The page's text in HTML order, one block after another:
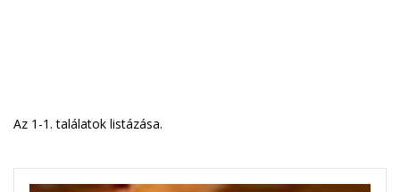
Az 1-1. találatok listázása.